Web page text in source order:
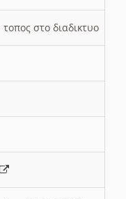
στο διαδικτυο